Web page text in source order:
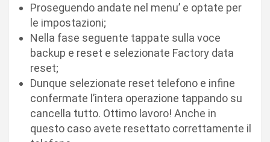
Proseguendo andate nel menu’ e optate per
le impostazioni;
Nella fase seguente tappate sulla voce
backup e reset e selezionate Factory data
reset;
Dunque selezionate reset telefono e infine
confermate l’intera operazione tappando su
cancella tutto. Ottimo lavoro! Anche in
questo caso avete resettato correttamente il